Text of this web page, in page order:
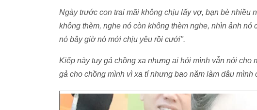
Ngày trước con trai mãi không chịu lấy vợ, bạn bè nhiều
không thèm, nghe nó còn không thèm nghe, nhìn ảnh
nó bây giờ nó mới chịu yêu rồi cưới".
Kiếp này tuy gả chồng xa nhưng ai hỏi mình vẫn nói cho
gả cho chồng mình vì xa tí nhưng bao năm làm dâu mình